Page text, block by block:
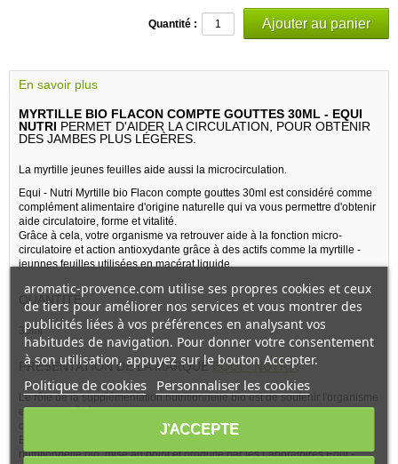
Quantité :
En savoir plus
MYRTILLE BIO FLACON COMPTE GOUTTES 30ML - EQUI
NUTRI PERMET D'AIDER LA CIRCULATION, POUR OBTENIR
DES JAMBES PLUS LÉGÈRES.
La myrtille jeunes feuilles aide aussi la microcirculation.
Equi - Nutri Myrtille bio Flacon compte gouttes 30ml est considéré comme
complément alimentaire d'origine naturelle qui va vous permettre d'obtenir
aide circulatoire, forme et vitalité.
Grâce à cela, votre organisme va retrouver aide à la fonction micro-
circulatoire et action antioxydante grâce à des actifs comme la myrtille -
jeunnes feuilles utilisées en macérat liquide.
QUANTITE :
30ml
PRESENTATION DE LA MARQUEEQUI - NUTRI:
Le rôle de la supplémentation nutritionnelle bio est de soutenir l'organisme
en cas de déséquilibre ou de dysfonctionnement d'odre circulatoire ; et
ceci de façon naturelle et équilibrée.
Equi - Nutri est la marque de référence de la supplémentation
nutritionnelle bio, mise au point et produite par les Laboratoires Equi -
aromatic-provence.com utilise ses propres cookies et ceux
de tiers pour améliorer nos services et vous montrer des
publicités liées à vos préférences en analysant vos
habitudes de navigation. Pour donner votre consentement
à son utilisation, appuyez sur le bouton Accepter.
Politique de cookies Personnaliser les cookies
J'ACCEPTE